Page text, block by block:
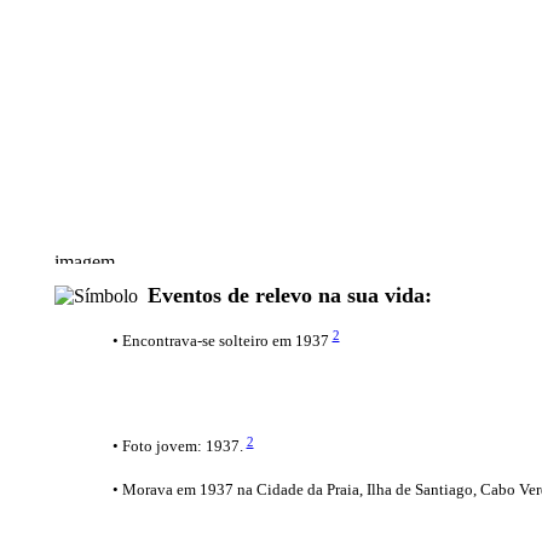
Eventos de relevo na sua vida:
• Encontrava-se solteiro em 19372
• Foto jovem: 1937.2
• Morava em 1937 na Cidade da Praia, Ilha de Santiago, Cabo